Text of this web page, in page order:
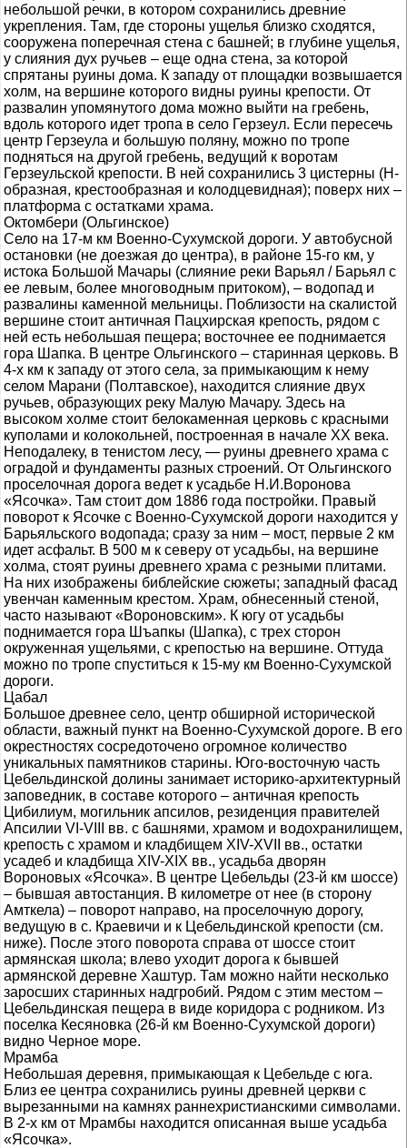
небольшой речки, в котором сохранились древние
укрепления. Там, где стороны ущелья близко сходятся,
сооружена поперечная стена с башней; в глубине ущелья,
у слияния дух ручьев – еще одна стена, за которой
спрятаны руины дома. К западу от площадки возвышается
холм, на вершине которого видны руины крепости. От
развалин упомянутого дома можно выйти на гребень,
вдоль которого идет тропа в село Герзеул. Если пересечь
центр Герзеула и большую поляну, можно по тропе
подняться на другой гребень, ведущий к воротам
Герзеульской крепости. В ней сохранились 3 цистерны (Н-
образная, крестообразная и колодцевидная); поверх них –
платформа с остатками храма.
Октомбери (Ольгинское)
Село на 17-м км Военно-Сухумской дороги. У автобусной
остановки (не доезжая до центра), в районе 15-го км, у
истока Большой Мачары (слияние реки Варьял / Барьял с
ее левым, более многоводным притоком), – водопад и
развалины каменной мельницы. Поблизости на скалистой
вершине стоит античная Пацхирская крепость, рядом с
ней есть небольшая пещера; восточнее ее поднимается
гора Шапка. В центре Ольгинского – старинная церковь. В
4-х км к западу от этого села, за примыкающим к нему
селом Марани (Полтавское), находится слияние двух
ручьев, образующих реку Малую Мачару. Здесь на
высоком холме стоит белокаменная церковь с красными
куполами и колокольней, построенная в начале ХХ века.
Неподалеку, в тенистом лесу, — руины древнего храма с
оградой и фундаменты разных строений. От Ольгинского
проселочная дорога ведет к усадьбе Н.И.Воронова
«Ясочка». Там стоит дом 1886 года постройки. Правый
поворот к Ясочке с Военно-Сухумской дороги находится у
Барьяльского водопада; сразу за ним – мост, первые 2 км
идет асфальт. В 500 м к северу от усадьбы, на вершине
холма, стоят руины древнего храма с резными плитами.
На них изображены библейские сюжеты; западный фасад
увенчан каменным крестом. Храм, обнесенный стеной,
часто называют «Вороновским». К югу от усадьбы
поднимается гора Шъапкы (Шапка), с трех сторон
окруженная ущельями, с крепостью на вершине. Оттуда
можно по тропе спуститься к 15-му км Военно-Сухумской
дороги.
Цабал
Большое древнее село, центр обширной исторической
области, важный пункт на Военно-Сухумской дороге. В его
окрестностях сосредоточено огромное количество
уникальных памятников старины. Юго-восточную часть
Цебельдинской долины занимает историко-архитектурный
заповедник, в составе которого – античная крепость
Цибилиум, могильник апсилов, резиденция правителей
Апсилии VI-VIII вв. с башнями, храмом и водохранилищем,
крепость с храмом и кладбищем XIV-XVII вв., остатки
усадеб и кладбища XIV-XIX вв., усадьба дворян
Вороновых «Ясочка». В центре Цебельды (23-й км шоссе)
– бывшая автостанция. В километре от нее (в сторону
Амткела) – поворот направо, на проселочную дорогу,
ведущую в с. Краевичи и к Цебельдинской крепости (см.
ниже). После этого поворота справа от шоссе стоит
армянская школа; влево уходит дорога к бывшей
армянской деревне Хаштур. Там можно найти несколько
заросших старинных надгробий. Рядом с этим местом –
Цебельдинская пещера в виде коридора с родником. Из
поселка Кесяновка (26-й км Военно-Сухумской дороги)
видно Черное море.
Мрамба
Небольшая деревня, примыкающая к Цебельде с юга.
Близ ее центра сохранились руины древней церкви с
вырезанными на камнях раннехристианскими символами.
В 2-х км от Мрамбы находится описанная выше усадьба
«Ясочка».